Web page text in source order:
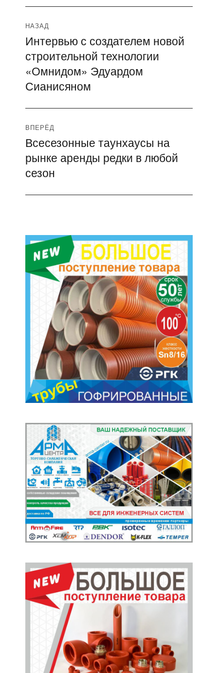
Навигация
по
записям
НАЗАД
Предыдущая
запись:
Интервью с создателем новой
строительной технологии
«Омнидом» Эдуардом
Сианисяном
ВПЕРЁД
Следующая
запись:
Всесезонные таунхаусы на
рынке аренды редки в любой
сезон